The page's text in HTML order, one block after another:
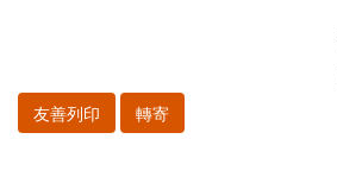
友善列印 轉寄